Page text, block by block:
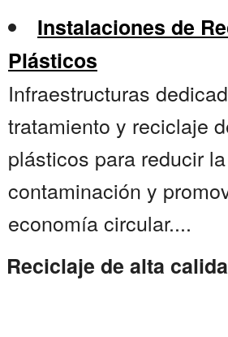
Instalaciones de
Plásticos
Infraestructuras
tratamiento y reciclaje
plásticos para reducir la
contaminación y
economía circular....
Reciclaje de alta